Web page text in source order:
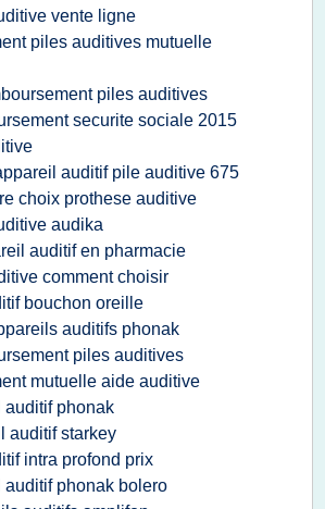
vente ligne
piles auditives mutuelle
piles auditives
securite sociale 2015
auditif pile auditive 675
choix prothese auditive
audika
auditif en pharmacie
comment choisir
bouchon oreille
auditifs phonak
piles auditives
mutuelle aide auditive
auditif phonak
auditif starkey
intra profond prix
auditif phonak bolero